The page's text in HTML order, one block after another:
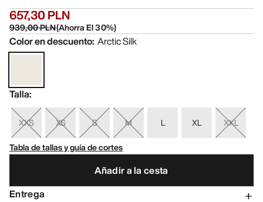
657,30 PLN
939,00 PLN(Ahorra El30%)
Color en descuento: Arctic Silk
Talla:
XXS XS S M L XL
XXL
Tabla de tallas y guía de cortes
Añadir a la cesta
Entrega